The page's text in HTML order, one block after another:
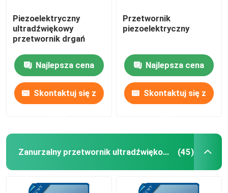
Piezoelektryczny
ultradźwiękowy
przetwornik drgań
Najlepsza cena
Skontaktuj się z
Przetwornik
piezoelektryczny
Najlepsza cena
Skontaktuj się z
Zanurzalny przetwornik ultradźwiękowy (45)